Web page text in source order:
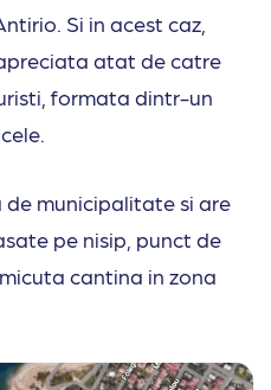
Si in acest caz,
atat de catre
formata dintr-un
municipalitate si are
pe nisip, punct de
cantina in zona